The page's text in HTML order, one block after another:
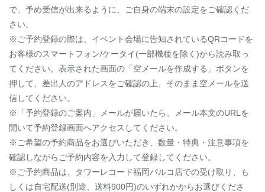
で、予め受信が出来るように、ご自身の端末の設定をご確認くだ
さい。
※ご予約登録の際は、イベント会場に告知されているQRコードを
お客様のスマートフォン/ケータイ(一部機種を除く)から読み取っ
てください。表示された画面の「空メールを作成する」ボタンを
押して、差出人のアドレスをご確認の上、そのまま空メールを送
信してください。
※「予約登録のご案内」メールが届いたら、メール本文のURLを
開いて予約登録画面へアクセスしてください。
※ご希望の予約商品をお選びいただき、数量・特典・注意事項を
確認しながらご予約内容を入力して登録してください。
※ご予約商品は、タワーレコード福岡パルコ店での受け取り、も
しくは自宅配送(別途、送料900円)のいずれかからお選びくださ